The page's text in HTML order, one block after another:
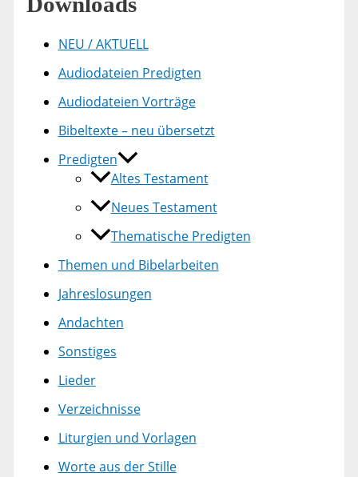
NEU / AKTUELL
Audiodateien Predigten
Audiodateien Vorträge
Bibeltexte – neu übersetzt
Predigten
Altes Testament
Neues Testament
Thematische Predigten
Themen und Bibelarbeiten
Jahreslosungen
Andachten
Sonstiges
Lieder
Verzeichnisse
Liturgien und Vorlagen
Worte aus der Stille